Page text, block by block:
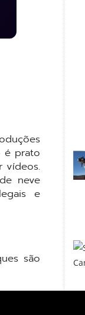
é prato
vídeos.
neve
e
são